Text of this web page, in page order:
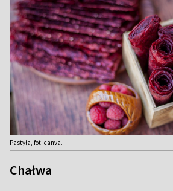
Pastyła, fot. canva.
Chałwa